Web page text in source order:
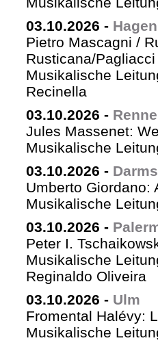
03.10.2026 - Hagen
Pietro Mascagni /
Rusticana/
Musikalische
Recinella
03.10.2026 -
Jules Massenet:
Musikalische
03.10.2026 -
Umberto Giordano:
Musikalische
03.10.2026 -
Peter I.
Musikalische
Reginaldo Oliveira
03.10.2026 - Ulm
Fromental Halévy:
Musikalische